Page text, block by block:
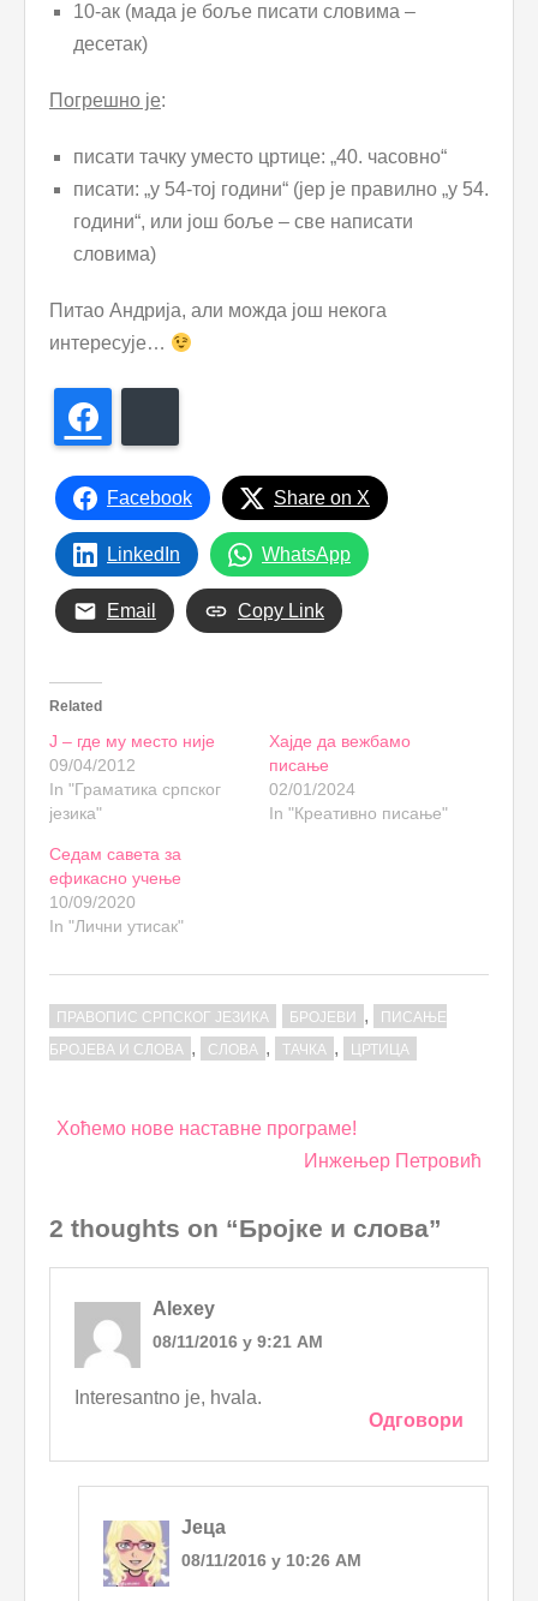
10-ак (мада је боље писати словима –
десетак)
Погрешно је:
писати тачку уместо цртице: „40. часовно“
писати: „у 54-тој години“ (јер је правилно „у 54.
години“, или још боље – све написати
словима)
Питао Андрија, али можда још некога
интересује…
Facebook Share on X
LinkedIn WhatsApp
Email Copy Link
Related
Ј – где му место није
09/04/2012
In "Граматика српског
језика"
Хајде да вежбамо
писање
02/01/2024
In "Креативно писање"
Седам савета за
ефикасно учење
10/09/2020
In "Лични утисак"
ПРАВОПИС СРПСКОГ ЈЕЗИКА БРОЈЕВИ ,
ПИСАЊЕ
БРОЈЕВА И СЛОВА , СЛОВА , ТАЧКА , ЦРТИЦА
Post
Хоћемо нове наставне програме!
Инжењер Петровић
2 thoughts on “Бројке и слова”
Alexey
08/11/2016 у 9:21 AM
Interesantno je, hvala.
Одговори
Јеца
08/11/2016 у 10:26 AM